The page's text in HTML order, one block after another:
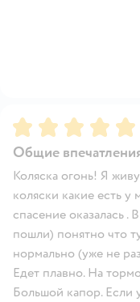
Рейтинг:5
Общие
Коляска огонь! Я
коляски какие есть
спасение оказалась .
пошли) понятно что
нормально (уже не
Едет плавно. На
Большой капор. Если